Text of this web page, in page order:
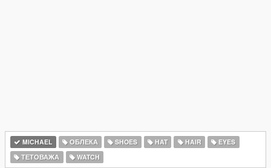
MICHAEL ОБЛЕКА SHOES HAT HAIR
EYES
ТЕТОВАЖА
WATCH